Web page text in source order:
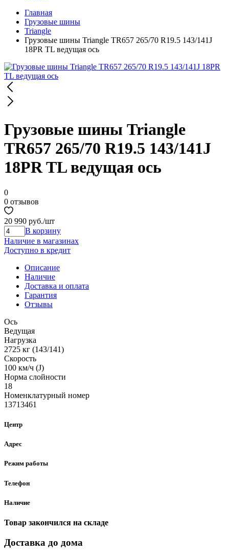
Главная
Грузовые шины
Triangle
Грузовые шины Triangle TR657 265/70 R19.5 143/141J
18PR TL ведущая ось
Грузовые шины Triangle
TR657 265/70 R19.5 143/141J
18PR TL ведущая ось
0
0 отзывов
20 990 руб./шт
В корзину
Наличие в магазинах
Доступно в кредит
Описание
Наличие
Доставка и оплата
Гарантия
Отзывы
Ось
Ведущая
Нагрузка
2725 кг (143/141)
Скорость
100 км/ч (J)
Норма cлойности
18
Номенклатурный номер
13713461
Центр
Адрес
Режим работы
Телефон
Наличие
Товар закончился на складе
Доставка до дома